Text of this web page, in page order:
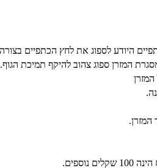
המזרן ספוג צהוב להיקף תמיכת הגוף.
המזרן.